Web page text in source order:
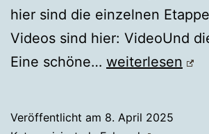
hier sind die einzelnen
Videos sind hier: VideoUnd
Eine schöne… Fahrrad
weiterlesen
Veröffentlicht am 8. April 2025